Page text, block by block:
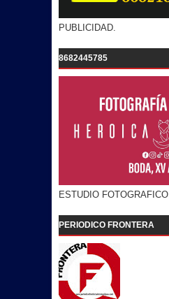
PUBLICIDAD.
8682445785
ESTUDIO FOTOGRAFICO
PERIODICO FRONTERA